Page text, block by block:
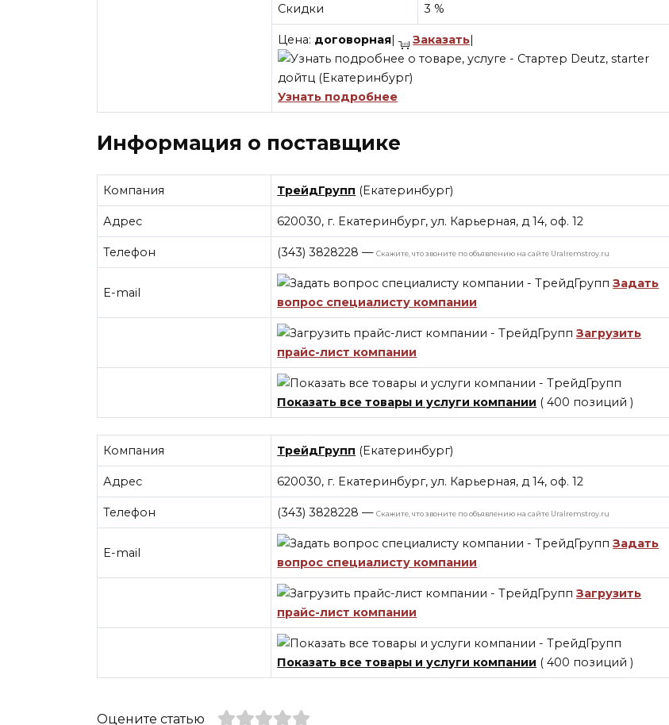
Скидки 3 %
Цена: договорная| Заказать|
Узнать подробнее
Информация о поставщике
Компания ТрейдГрупп (Екатеринбург)
Адрес 620030, г. Екатеринбург, ул. Карьерная, д 14, оф. 12
Телефон (343) 3828228 —Скажите, что звоните по объявлению на сайте Uralremstroy.ru
E-mail
Задать
вопрос специалисту компании
Загрузить
прайс-лист компании
Показать все товары и услуги компании ( 400 позиций )
Компания ТрейдГрупп (Екатеринбург)
Адрес 620030, г. Екатеринбург, ул. Карьерная, д 14, оф. 12
Телефон (343) 3828228 —Скажите, что звоните по объявлению на сайте Uralremstroy.ru
E-mail
Задать
вопрос специалисту компании
Загрузить
прайс-лист компании
Показать все товары и услуги компании ( 400 позиций )
Оцените статью